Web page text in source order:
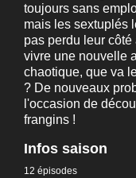
toujours sans
mais les sextuplés
pas perdu leur
vivre une nouvelle
chaotique, que va
? De nouveaux
l'occasion de
frangins !
Infos saison
12 épisodes